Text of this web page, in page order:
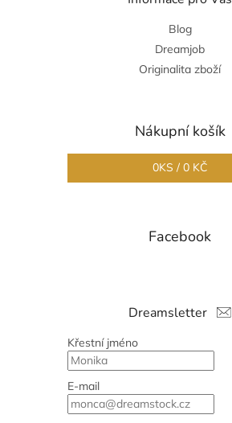
Blog
Dreamjob
Originalita zboží
Nákupní košík
0KS / 0 KČ
Facebook
Dreamsletter
Křestní jméno
E-mail